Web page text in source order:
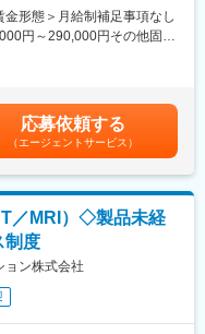
とした商社兼メーカーです
です。
を計測する振動監視装置を
ニーズが増えている状況で
配置・設計
査など
い独立系の商社です。その
いのある業務です。
務を習得いただきます。
社では、相談や質問を投げ
での成功事例や参考情報、
根付いています。実務経験
形態＞月給制補足事項なし
円～290,000円その他固定
ス（本年度予定5.0ヶ月））
はあくまでも目安の金額で
あります。月給(月額)は固定
応募依頼する
（エージェントサービス）
／MRI）◇製品未経
制度
ョン株式会社